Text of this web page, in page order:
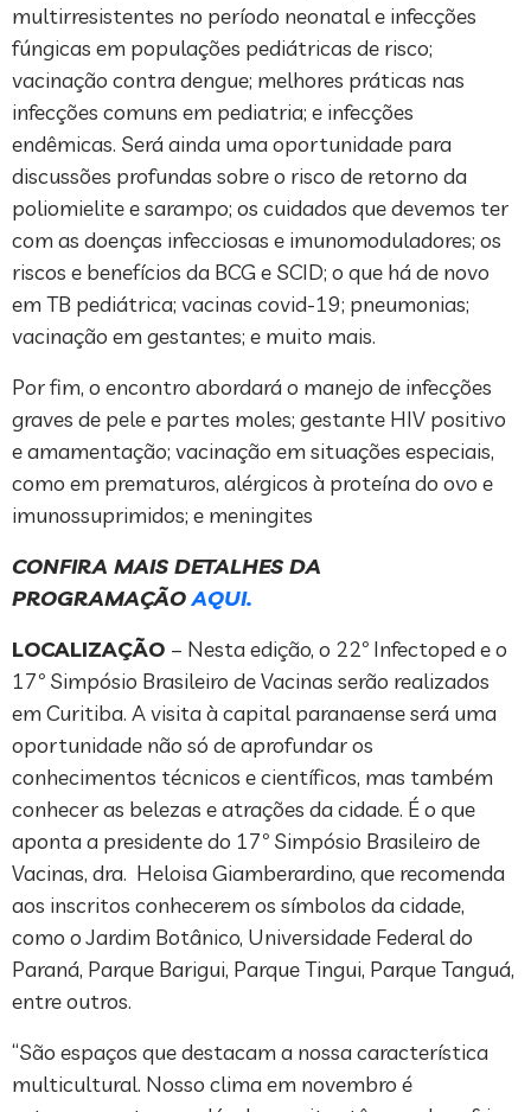
multirresistentes no período neonatal e infecções
fúngicas em populações pediátricas de risco;
vacinação contra dengue; melhores práticas nas
infecções comuns em pediatria; e infecções
endêmicas. Será ainda uma oportunidade para
discussões profundas sobre o risco de retorno da
poliomielite e sarampo; os cuidados que devemos ter
com as doenças infecciosas e imunomoduladores; os
riscos e benefícios da BCG e SCID; o que há de novo
em TB pediátrica; vacinas covid-19; pneumonias;
vacinação em gestantes; e muito mais.
Por fim, o encontro abordará o manejo de infecções
graves de pele e partes moles; gestante HIV positivo
e amamentação; vacinação em situações especiais,
como em prematuros, alérgicos à proteína do ovo e
imunossuprimidos; e meningites
CONFIRA MAIS DETALHES DA
PROGRAMAÇÃOAQUI.
LOCALIZAÇÃO – Nesta edição, o 22º Infectoped e o
17º Simpósio Brasileiro de Vacinas serão realizados
em Curitiba. A visita à capital paranaense será uma
oportunidade não só de aprofundar os
conhecimentos técnicos e científicos, mas também
conhecer as belezas e atrações da cidade. É o que
aponta a presidente do 17º Simpósio Brasileiro de
Vacinas, dra. Heloisa Giamberardino, que recomenda
aos inscritos conhecerem os símbolos da cidade,
como o Jardim Botânico, Universidade Federal do
Paraná, Parque Barigui, Parque Tingui, Parque Tanguá,
entre outros.
“São espaços que destacam a nossa característica
multicultural. Nosso clima em novembro é